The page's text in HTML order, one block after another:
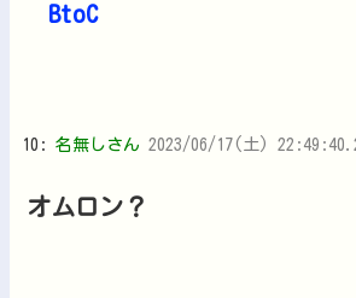
BtoC
10: 名無しさん 2023/06/17(土)
オムロン？